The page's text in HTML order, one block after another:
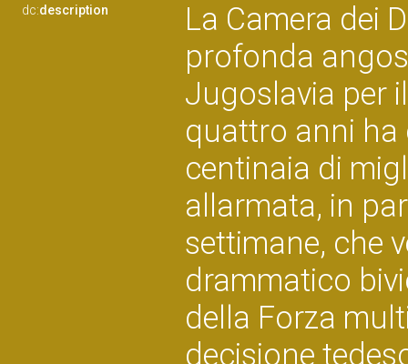
dc:description
La Camera dei
profonda
Jugoslavia per
quattro anni ha
centinaia di
allarmata, in
settimane, che
drammatico
della Forza
decisione